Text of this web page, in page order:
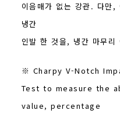
이음매가 없는 강관. 다만,
냉간
인발 한 것을, 냉간 마무리
※ Charpy V-Notch
Test to measure the
value, percentage